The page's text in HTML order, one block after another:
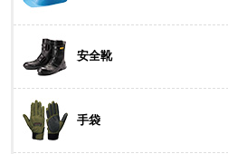
安全靴
手袋